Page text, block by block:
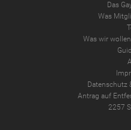
Das
Was
Was wir wollen
Datenschutz
Antrag auf
2257